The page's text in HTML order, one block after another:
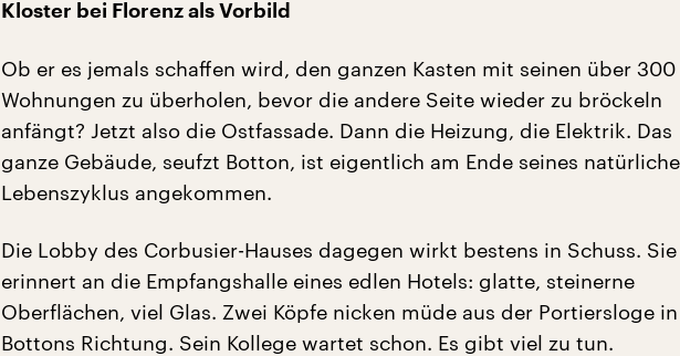
Kloster bei Florenz als Vorbild
Ob er es jemals schaffen wird, den ganzen Kasten mit seinen über 300
Wohnungen zu überholen, bevor die andere Seite wieder zu bröckeln
anfängt? Jetzt also die Ostfassade. Dann die Heizung, die Elektrik. Das
ganze Gebäude, seufzt Botton, ist eigentlich am Ende seines
Lebenszyklus angekommen.
Die Lobby des Corbusier-Hauses dagegen wirkt bestens in Schuss. Sie
erinnert an die Empfangshalle eines edlen Hotels: glatte, steinerne
Oberflächen, viel Glas. Zwei Köpfe nicken müde aus der Portiersloge in
Bottons Richtung. Sein Kollege wartet schon. Es gibt viel zu tun.